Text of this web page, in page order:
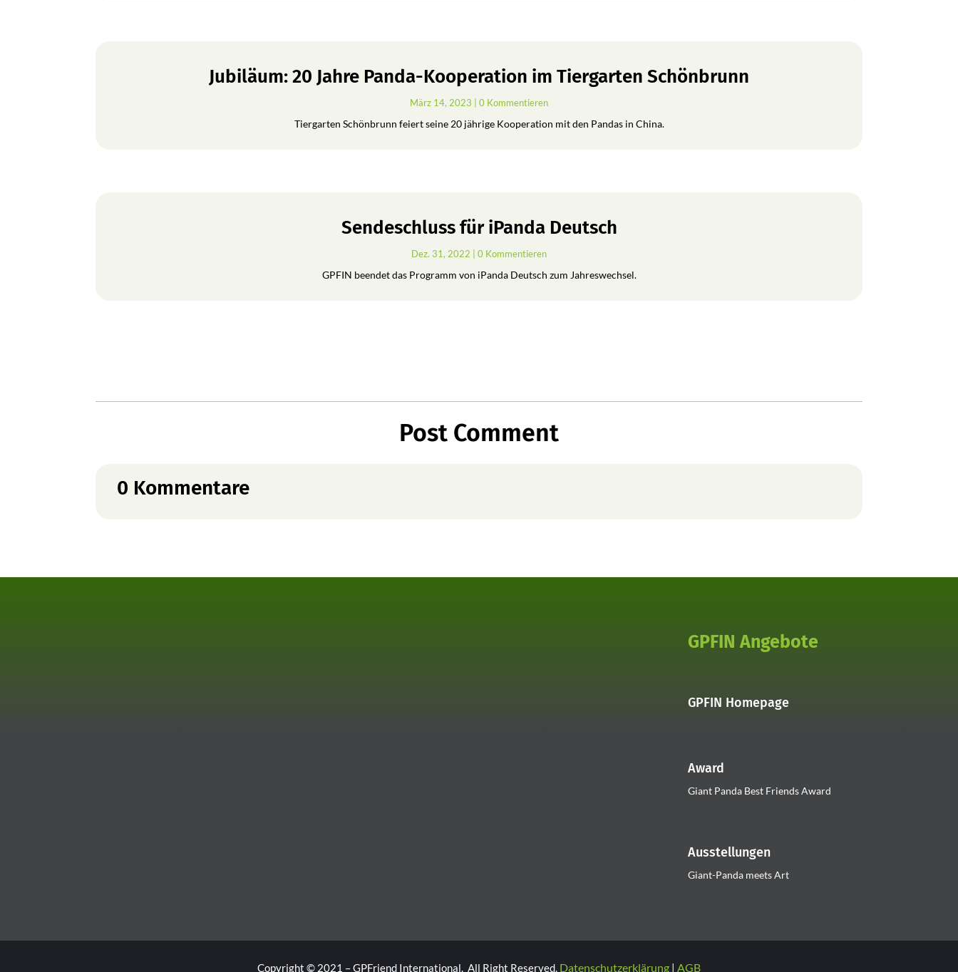
Jubiläum: 20 Jahre Panda-Kooperation im Tiergarten Schönbrunn
März 14, 2023 | 0 Kommentieren
Tiergarten Schönbrunn feiert seine 20 jährige Kooperation mit den Pandas in China.
Sendeschluss für iPanda Deutsch
Dez. 31, 2022 | 0 Kommentieren
GPFIN beendet das Programm von iPanda Deutsch zum Jahreswechsel.
Post Comment
0 Kommentare
GPFIN Angebote
GPFIN Homepage
Award
Giant Panda Best Friends Award
Ausstellungen
Giant-Panda meets Art
Copyright © 2021 – GPFriend International. All Right Reserved. Datenschutzerklärung | AGB